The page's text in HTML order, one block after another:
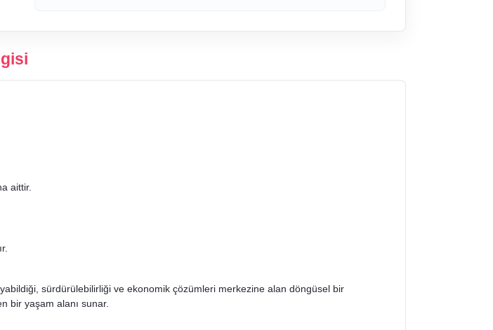
aittir.
sürdürülebilirliği ve ekonomik çözümleri merkezine alan döngüsel bir
bir yaşam alanı sunar.